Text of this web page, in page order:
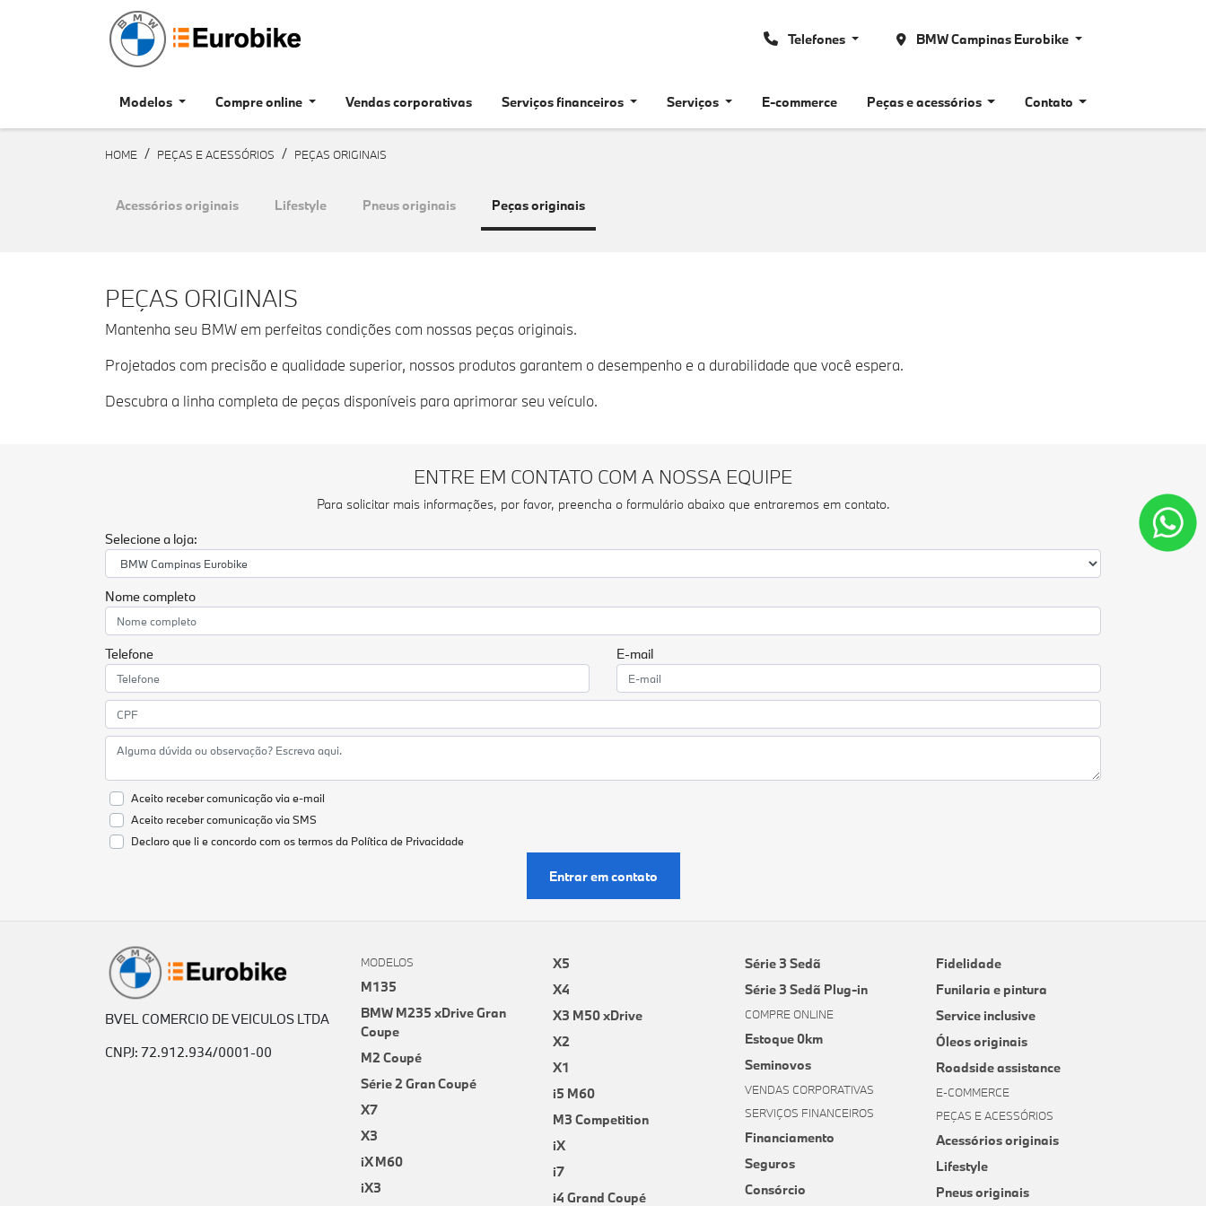
Telefones BMW Campinas Eurobike
Modelos Compre online Vendas corporativas Serviços financeiros Serviços E-commerce Peças e acessórios Contato
HOME PEÇAS E ACESSÓRIOS PEÇAS ORIGINAIS
Acessórios originais Lifestyle Pneus originais Peças originais
PEÇAS ORIGINAIS
Mantenha seu BMW em perfeitas condições com nossas peças originais.
Projetados com precisão e qualidade superior, nossos produtos garantem o desempenho e a durabilidade que você espera.
Descubra a linha completa de peças disponíveis para aprimorar seu veículo.
ENTRE EM CONTATO COM A NOSSA EQUIPE
Para solicitar mais informações, por favor, preencha o formulário abaixo que entraremos em contato.
Selecione a loja:
Nome completo
Telefone E-mail
Aceito receber comunicação via e-mail
Aceito receber comunicação via SMS
Declaro que li e concordo com os termos da Política de Privacidade
Entrar em contato
BVEL COMERCIO DE VEICULOS LTDA
CNPJ: 72.912.934/0001-00
MODELOS
M135
BMW M235 xDrive Gran
Coupe
M2 Coupé
Série 2 Gran Coupé
X7
X3
iX M60
iX3
X5
X4
X3 M50 xDrive
X2
X1
i5 M60
M3 Competition
iX
i7
i4 Grand Coupé
Série 3 Sedã
Série 3 Sedã Plug-in
COMPRE ONLINE
Estoque 0km
Seminovos
VENDAS CORPORATIVAS
SERVIÇOS FINANCEIROS
Financiamento
Seguros
Consórcio
Fidelidade
Funilaria e pintura
Service inclusive
Óleos originais
Roadside assistance
E-COMMERCE
PEÇAS E ACESSÓRIOS
Acessórios originais
Lifestyle
Pneus originais